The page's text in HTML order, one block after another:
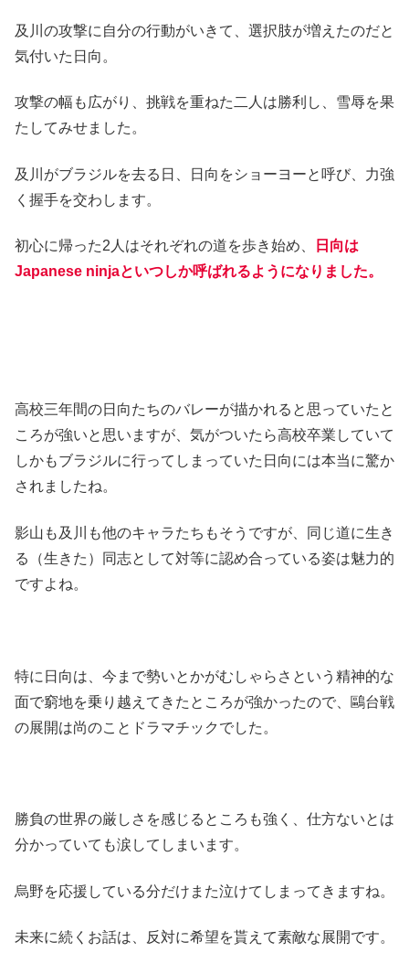
及川の攻撃に自分の行動がいきて、選択肢が増えたのだと
気付いた日向。
攻撃の幅も広がり、挑戦を重ねた二人は勝利し、雪辱を果
たしてみせました。
及川がブラジルを去る日、日向をショーヨーと呼び、力強
く握手を交わします。
初心に帰った2人はそれぞれの道を歩き始め、
日向は
Japanese ninjaといつしか呼ばれるようになりました。
高校三年間の日向たちのバレーが描かれると思っていたと
ころが強いと思いますが、気がついたら高校卒業していて
しかもブラジルに行ってしまっていた日向には本当に驚か
されましたね。
影山も及川も他のキャラたちもそうですが、同じ道に生き
る（生きた）同志として対等に認め合っている姿は魅力的
ですよね。
特に日向は、今まで勢いとかがむしゃらさという精神的な
面で窮地を乗り越えてきたところが強かったので、鷗台戦
の展開は尚のことドラマチックでした。
勝負の世界の厳しさを感じるところも強く、仕方ないとは
分かっていても涙してしまいます。
烏野を応援している分だけまた泣けてしまってきますね。
未来に続くお話は、反対に希望を貰えて素敵な展開です。